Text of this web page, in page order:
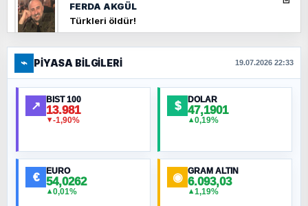
FERDA AKGÜL
Türkleri öldür!
FERHAT BÜYÜKKALKAN
Ankara Zirvesi: NATO Toplantısı mı, Yeni
Ortadoğu Haritasının Provası mı?
MURAT ÖZKAN
⌁ PIYASA BILGILERI 19.07.2026 22:33
↗ BIST 100
13.981
▼-1,90%
$ DOLAR
47,1901
▲0,19%
€ EURO
54,0262
▲0,01%
◉ GRAM ALTIN
6.093,03
▲1,19%